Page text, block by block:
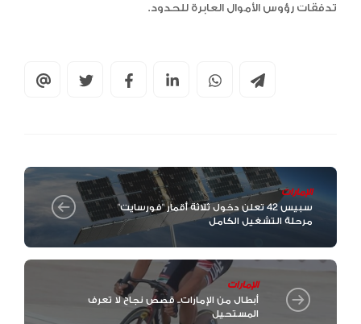
تدفقات رؤوس الأموال العابرة للحدود.
الإمارات
سبيس 42 تعلن دخول ثلاثة أقمار "فورسايت"
مرحلة التشغيل الكامل
الإمارات
أبطال من الإمارات.. قصص نجاح لا تعرف
المستحيل